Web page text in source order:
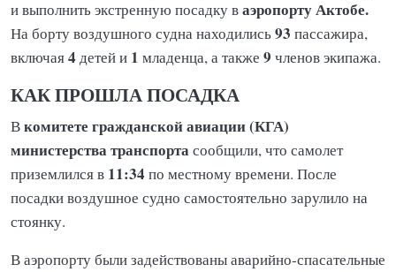
и выполнить экстренную посадку ваэропорту Актобе.
На борту воздушного судна находились93 пассажира,
включая4детей и 1 младенца, а также 9 членов экипажа.
КАК ПРОШЛА ПОСАДКА
Вкомитете гражданской авиации (КГА)
министерства транспортасообщили, что самолет
приземлился в 11:34по местному времени. После
посадки воздушное судно самостоятельно зарулило на
стоянку.
В аэропорту были задействованы аварийно-спасательные